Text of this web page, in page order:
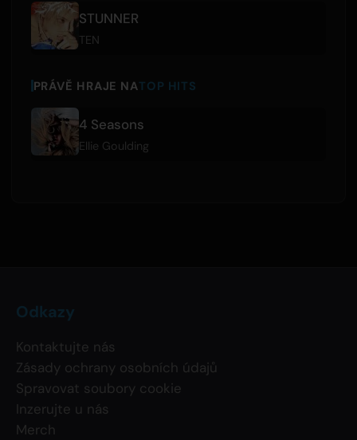
STUNNER
TEN
PRÁVĚ HRAJE NATOP HITS
4 Seasons
Ellie Goulding
Odkazy
Kontaktujte nás
Zásady ochrany osobních údajů
Spravovat soubory cookie
Inzerujte u nás
Merch